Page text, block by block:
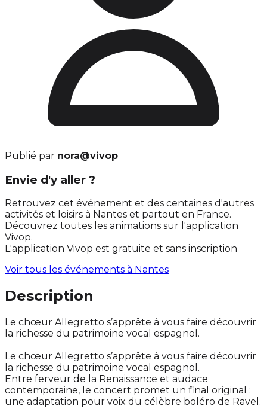
Publié par nora@vivop
Envie d'y aller ?
Retrouvez cet événement et des centaines d'autres
activités et loisirs à Nantes et partout en France.
Découvrez toutes les animations sur l'application
Vivop.
L'application Vivop est gratuite et sans inscription
Voir tous les événements à Nantes
Description
Le chœur Allegretto s’apprête à vous faire découvrir
la richesse du patrimoine vocal espagnol.
Le chœur Allegretto s’apprête à vous faire découvrir
la richesse du patrimoine vocal espagnol.
Entre ferveur de la Renaissance et audace
contemporaine, le concert promet un final original :
une adaptation pour voix du célèbre boléro de Ravel.